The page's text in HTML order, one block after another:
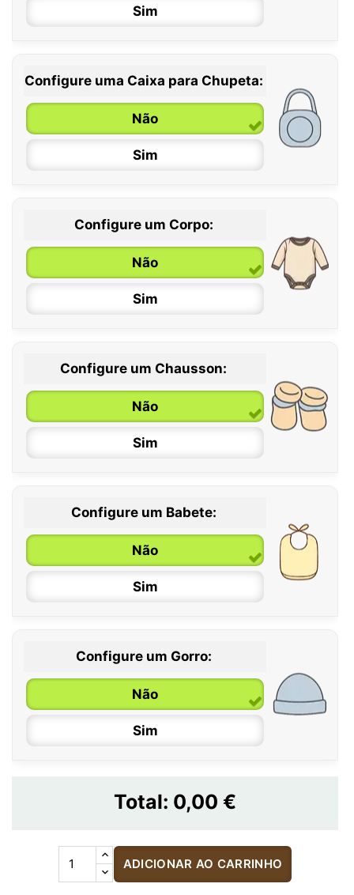
Sim
Configure uma Caixa para Chupeta:
Não
Sim
Configure um Corpo:
Não
Sim
0 / 6 meses
6 / 12 meses
12 / 18 meses
Configure um Chausson:
Não
Sim
Configure um Babete:
Não
Sim
Configure um Gorro:
Não
Sim
Total: 0,00 €
ADICIONAR AO CARRINHO